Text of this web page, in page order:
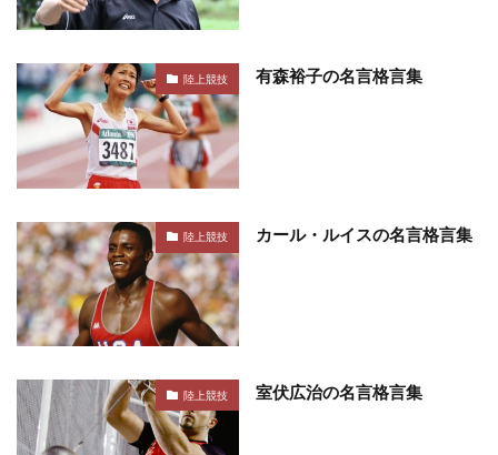
陸上競技 有森裕子の名言格言集
陸上競技 カール・ルイスの名言格言集
陸上競技 室伏広治の名言格言集